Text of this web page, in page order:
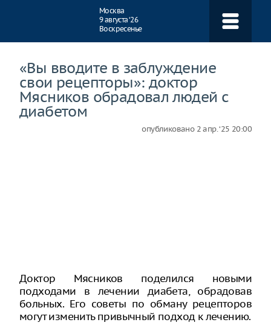
Москва
9 августа ‘26
Воскресенье
«Вы вводите в заблуждение
свои рецепторы»: доктор
Мясников обрадовал людей с
диабетом
опубликовано 2 апр. ‘25 20:00
Доктор Мясников поделился новыми
подходами в лечении диабета, обрадовав
больных. Его советы по обману рецепторов
могут изменить привычный подход к лечению.